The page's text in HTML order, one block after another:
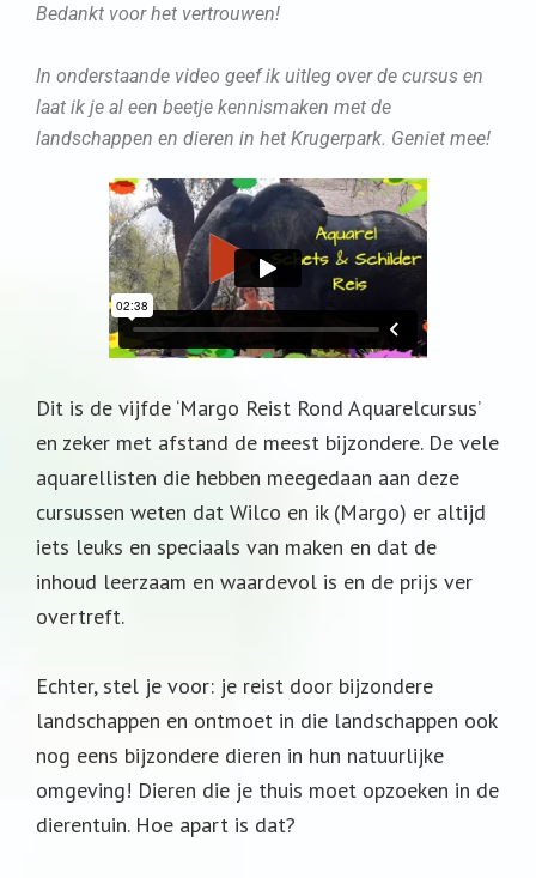
Bedankt voor het vertrouwen!
In onderstaande video geef ik uitleg over de cursus en
laat ik je al een beetje kennismaken met de
landschappen en dieren in het Krugerpark. Geniet mee!
Dit is de vijfde ‘Margo Reist Rond Aquarelcursus’
en zeker met afstand de meest bijzondere. De vele
aquarellisten die hebben meegedaan aan deze
cursussen weten dat Wilco en ik (Margo) er altijd
iets leuks en speciaals van maken en dat de
inhoud leerzaam en waardevol is en de prijs ver
overtreft.
Echter, stel je voor: je reist door bijzondere
landschappen en ontmoet in die landschappen ook
nog eens bijzondere dieren in hun natuurlijke
omgeving! Dieren die je thuis moet opzoeken in de
dierentuin. Hoe apart is dat?